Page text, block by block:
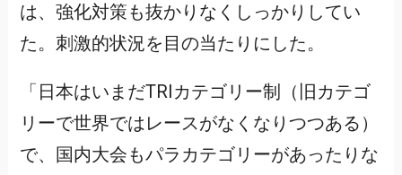
は、強化対策も抜かりなくしっかりしてい
た。刺激的状況を目の当たりにした。
「日本はいまだTRIカテゴリー制（旧カテゴ
リーで世界ではレースがなくなりつつある）
で、国内大会もパラカテゴリーがあったりな